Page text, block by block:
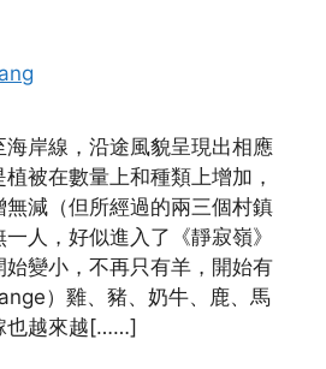
岸線，沿途風貌呈現出相應
被在數量上和種類上增加，
減（但所經過的兩三個村鎮
人，好似進入了《靜寂嶺》
變小，不再只有羊，開始有
）雞、豬、奶牛、鹿、馬
也越來越[……]